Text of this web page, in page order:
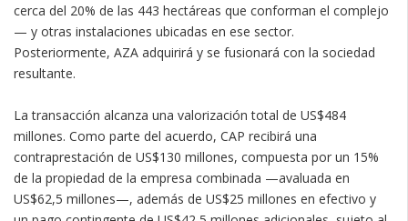
cerca del 20% de las 443 hectáreas que conforman el complejo
— y otras instalaciones ubicadas en ese sector.
Posteriormente, AZA adquirirá y se fusionará con la sociedad
resultante.
La transacción alcanza una valorización total de US$484
millones. Como parte del acuerdo, CAP recibirá una
contraprestación de US$130 millones, compuesta por un 15%
de la propiedad de la empresa combinada —avaluada en
US$62,5 millones—, además de US$25 millones en efectivo y